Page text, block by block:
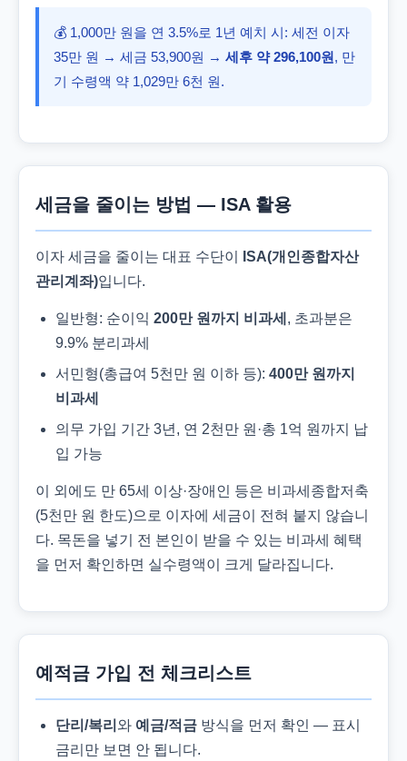
💰 1,000만 원을 연 3.5%로 1년 예치 시: 세전 이자
35만 원 → 세금 53,900원 → 세후 약 296,100원, 만
기 수령액 약 1,029만 6천 원.
세금을 줄이는 방법 — ISA 활용
이자 세금을 줄이는 대표 수단이
ISA(개인종합자산
관리계좌)입니다.
일반형: 순이익 200만 원까지 비과세 , 초과분은
9.9% 분리과세
서민형(총급여 5천만 원 이하 등): 400만 원까지
비과세
의무 가입 기간 3년, 연 2천만 원·총 1억 원까지 납
입 가능
이 외에도 만 65세 이상·장애인 등은 비과세종합저축
(5천만 원 한도)으로 이자에 세금이 전혀 붙지 않습니
다. 목돈을 넣기 전 본인이 받을 수 있는 비과세 혜택
을 먼저 확인하면 실수령액이 크게 달라집니다.
예적금 가입 전 체크리스트
단리/복리 와 예금/적금 방식을 먼저 확인 — 표시
금리만 보면 안 됩니다.